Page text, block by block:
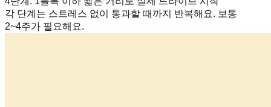
각 단계는 스트레스 없이 통과할 때까지 반복해요. 보통
2~4주가 필요해요.